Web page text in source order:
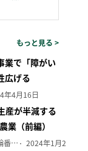
もっと見る >
業で「障がい
広げる
年4月16日
産が半減する
業（前編）
吉田 広子（オルタナ輪番編集長） 2024年1月29日